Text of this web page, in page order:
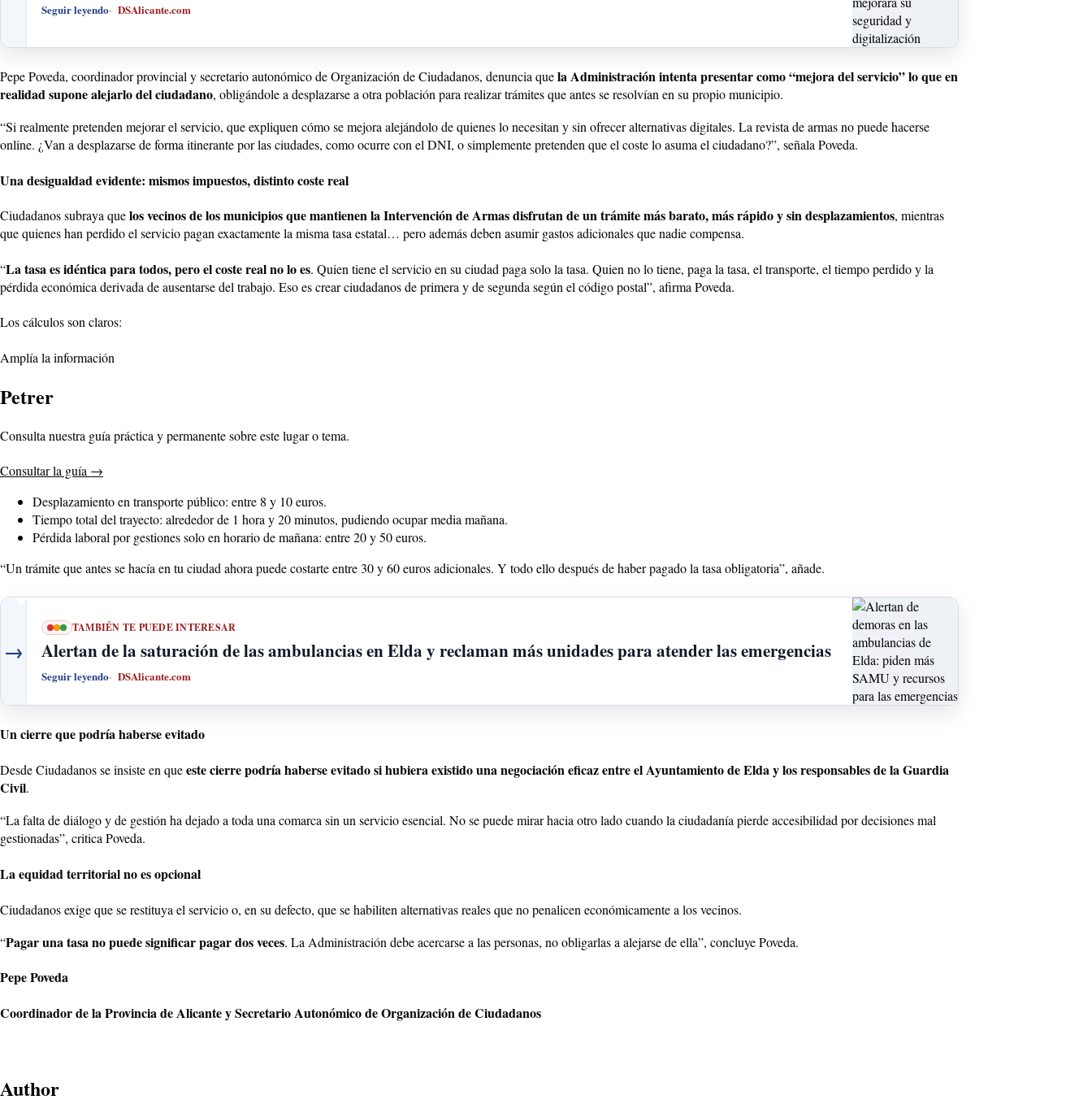
Seguir leyendo DSAlicante.com
Pepe Poveda, coordinador provincial y secretario autonómico de Organización de Ciudadanos, denuncia quela Administración intenta presentar como “mejora del servicio” lo que en
realidad supone alejarlo del ciudadano, obligándole a desplazarse a otra población para realizar trámites que antes se resolvían en su propio municipio.
“Si realmente pretenden mejorar el servicio, que expliquen cómo se mejora alejándolo de quienes lo necesitan y sin ofrecer alternativas digitales. La revista de armas no puede hacerse
online. ¿Van a desplazarse de forma itinerante por las ciudades, como ocurre con el DNI, o simplemente pretenden que el coste lo asuma el ciudadano?”, señala Poveda.
Una desigualdad evidente: mismos impuestos, distinto coste real
Ciudadanos subraya quelos vecinos de los municipios que mantienen la Intervención de Armas disfrutan de un trámite más barato, más rápido y sin desplazamientos, mientras
que quienes han perdido el servicio pagan exactamente la misma tasa estatal… pero además deben asumir gastos adicionales que nadie compensa.
“La tasa es idéntica para todos, pero el coste real no lo es. Quien tiene el servicio en su ciudad paga solo la tasa. Quien no lo tiene, paga la tasa, el transporte, el tiempo perdido y la
pérdida económica derivada de ausentarse del trabajo. Eso es crear ciudadanos de primera y de segunda según el código postal”, afirma Poveda.
Los cálculos son claros:
Amplía la información
Petrer
Consulta nuestra guía práctica y permanente sobre este lugar o tema.
Consultar la guía →
Desplazamiento en transporte público: entre 8 y 10 euros.
Tiempo total del trayecto: alrededor de 1 hora y 20 minutos, pudiendo ocupar media mañana.
Pérdida laboral por gestiones solo en horario de mañana: entre 20 y 50 euros.
“Un trámite que antes se hacía en tu ciudad ahora puede costarte entre 30 y 60 euros adicionales. Y todo ello después de haber pagado la tasa obligatoria”, añade.
→
TAMBIÉN TE PUEDE INTERESAR
Alertan de la saturación de las ambulancias en Elda y reclaman más unidades para atender las emergencias
Seguir leyendo DSAlicante.com
Un cierre que podría haberse evitado
Desde Ciudadanos se insiste en queeste cierre podría haberse evitado si hubiera existido una negociación eficaz entre el Ayuntamiento de Elda y los responsables de la Guardia
Civil.
“La falta de diálogo y de gestión ha dejado a toda una comarca sin un servicio esencial. No se puede mirar hacia otro lado cuando la ciudadanía pierde accesibilidad por decisiones mal
gestionadas”, critica Poveda.
La equidad territorial no es opcional
Ciudadanos exige que se restituya el servicio o, en su defecto, que se habiliten alternativas reales que no penalicen económicamente a los vecinos.
“Pagar una tasa no puede significar pagar dos veces. La Administración debe acercarse a las personas, no obligarlas a alejarse de ella”, concluye Poveda.
Pepe Poveda
Coordinador de la Provincia de Alicante y Secretario Autonómico de Organización de Ciudadanos
Author